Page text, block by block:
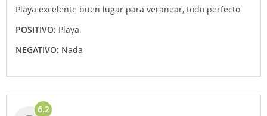
Playa excelente buen lugar para veranear, todo perfecto
POSITIVO: Playa
NEGATIVO: Nada
6.2